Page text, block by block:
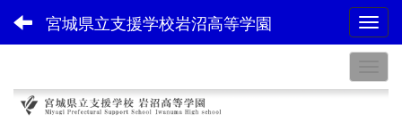
宮城県立支援学校岩沼高等学園